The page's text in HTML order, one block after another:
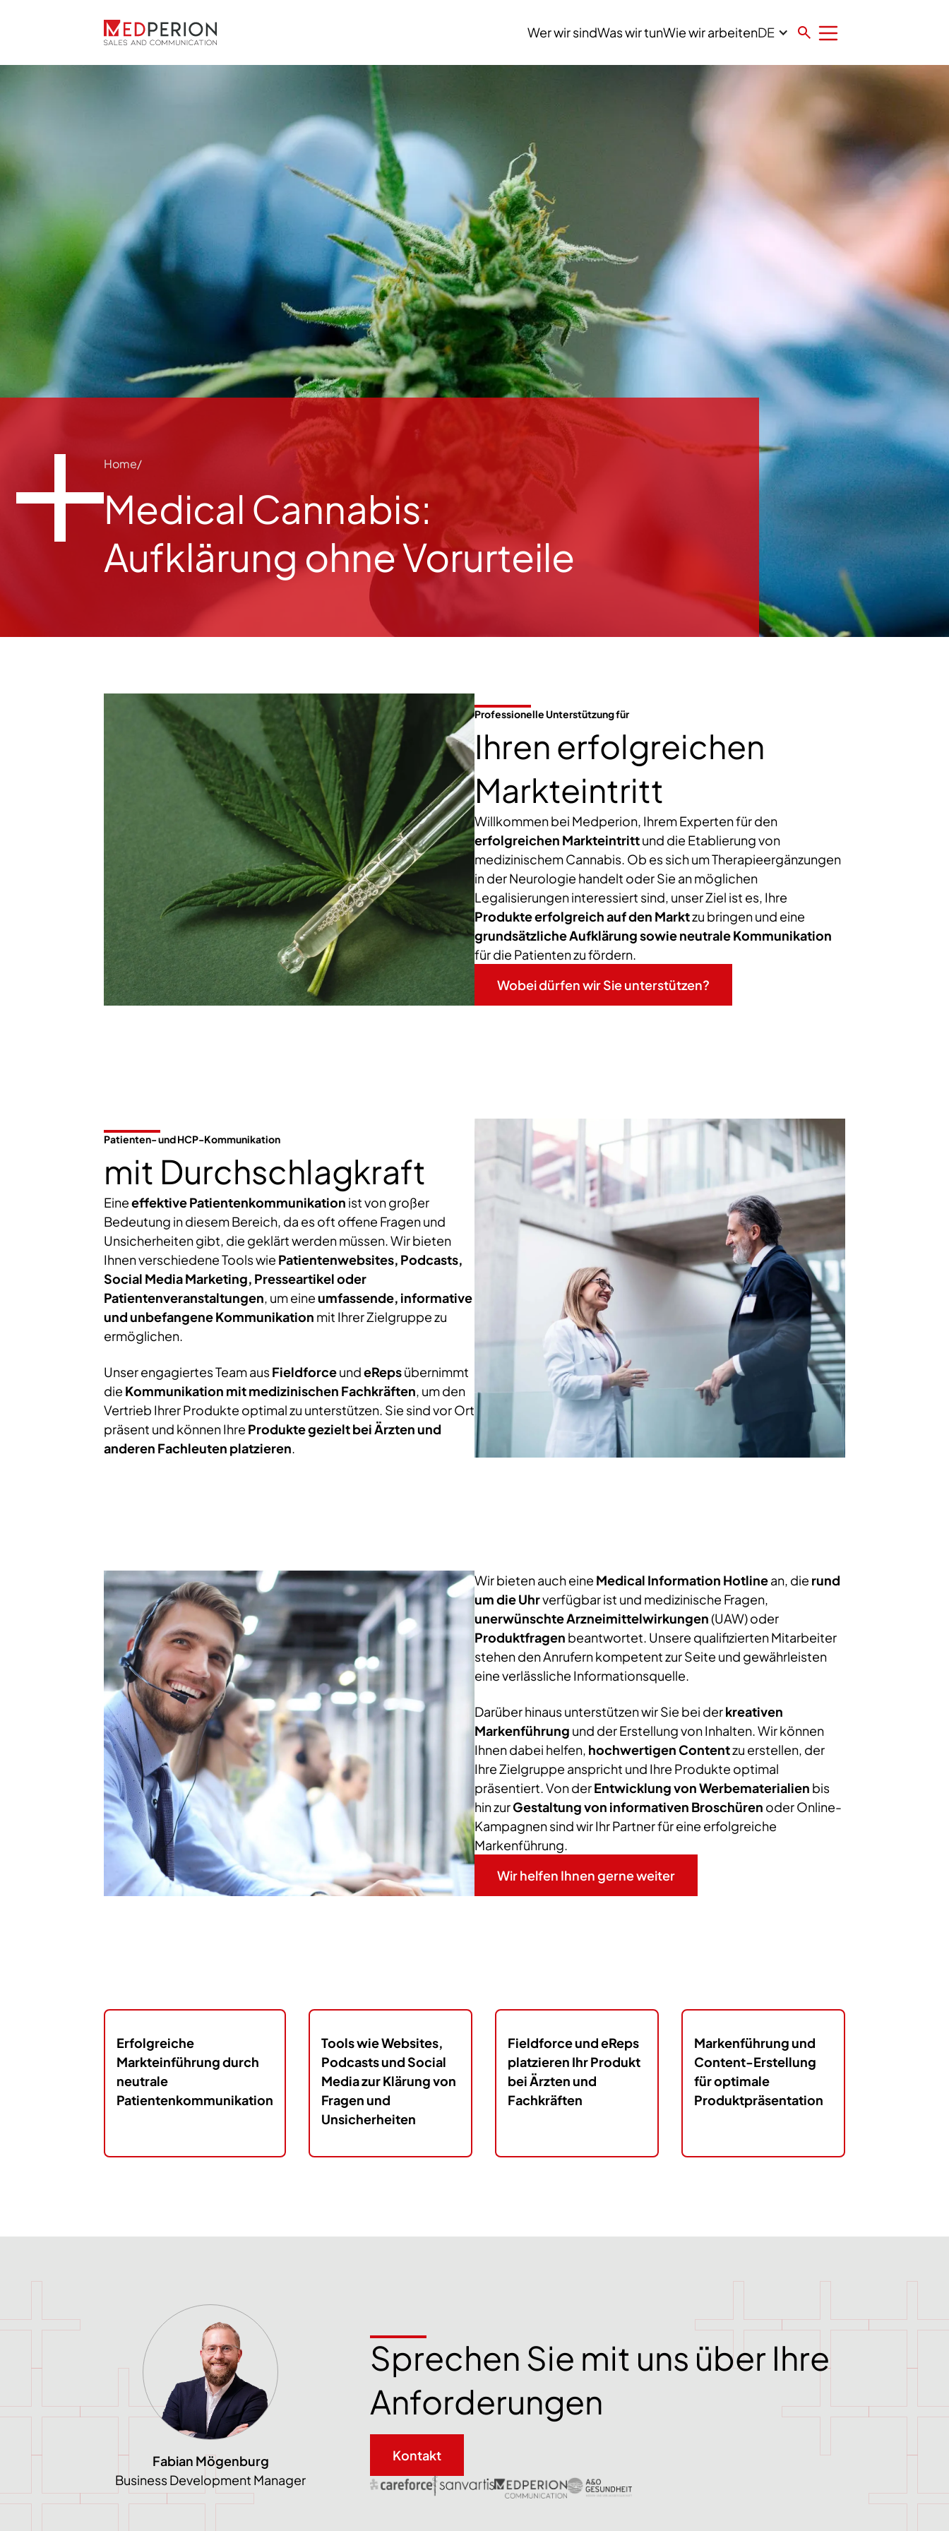
Wer wir sindWas wir tunWie wir arbeitenDE
Home
Medical Cannabis:
Aufklärung ohne Vorurteile
Professionelle Unterstützung für
Ihren erfolgreichen
Markteintritt
Willkommen bei Medperion, Ihrem Experten für den
erfolgreichen Markteintrittund die Etablierung von
medizinischem Cannabis. Ob es sich um Therapieergänzungen
in der Neurologie handelt oder Sie an möglichen
Legalisierungen interessiert sind, unser Ziel ist es, Ihre
Produkte erfolgreich auf den Marktzu bringen und eine
grundsätzliche Aufklärung sowie neutrale Kommunikation
für die Patienten zu fördern.
Wobei dürfen wir Sie unterstützen?
Patienten- und HCP-Kommunikation
mit Durchschlagkraft
Eineeffektive Patientenkommunikation ist von großer
Bedeutung in diesem Bereich, da es oft offene Fragen und
Unsicherheiten gibt, die geklärt werden müssen. Wir bieten
Ihnen verschiedene Tools wie Patientenwebsites, Podcasts,
Social Media Marketing, Presseartikel oder
Patientenveranstaltungen, um eineumfassende, informative
und unbefangene Kommunikation mit Ihrer Zielgruppe zu
ermöglichen.
Unser engagiertes Team ausFieldforceundeRepsübernimmt
die Kommunikation mit medizinischen Fachkräften, um den
Vertrieb Ihrer Produkte optimal zu unterstützen. Sie sind vor Ort
präsent und können Ihre Produkte gezielt bei Ärzten und
anderen Fachleuten platzieren.
Wir bieten auch eine Medical Information Hotlinean, die rund
um die Uhrverfügbar ist und medizinische Fragen,
unerwünschte Arzneimittelwirkungen(UAW) oder
Produktfragen beantwortet. Unsere qualifizierten Mitarbeiter
stehen den Anrufern kompetent zur Seite und gewährleisten
eine verlässliche Informationsquelle.
Darüber hinaus unterstützen wir Sie bei derkreativen
Markenführung und der Erstellung von Inhalten. Wir können
Ihnen dabei helfen, hochwertigen Contentzu erstellen, der
Ihre Zielgruppe anspricht und Ihre Produkte optimal
präsentiert. Von derEntwicklung von Werbematerialien bis
hin zurGestaltung von informativen Broschüren oder Online-
Kampagnen sind wir Ihr Partner für eine erfolgreiche
Markenführung.
Wir helfen Ihnen gerne weiter
Erfolgreiche
Markteinführung durch
neutrale
Patientenkommunikation
Tools wie Websites,
Podcasts und Social
Media zur Klärung von
Fragen und
Unsicherheiten
Fieldforce und eReps
platzieren Ihr Produkt
bei Ärzten und
Fachkräften
Markenführung und
Content-Erstellung
für optimale
Produktpräsentation
Fabian Mögenburg
Business Development Manager
Sprechen Sie mit uns über Ihre
Anforderungen
Kontakt